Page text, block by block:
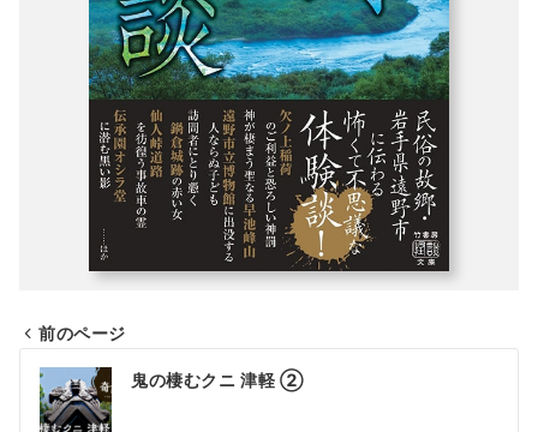
投
稿
前のページ
鬼の棲むクニ 津軽 ②